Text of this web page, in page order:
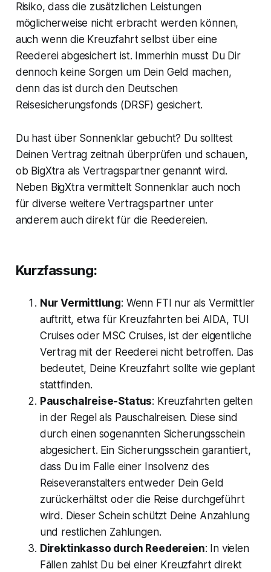
Risiko, dass die zusätzlichen Leistungen
möglicherweise nicht erbracht werden können,
auch wenn die Kreuzfahrt selbst über eine
Reederei abgesichert ist. Immerhin musst Du Dir
dennoch keine Sorgen um Dein Geld machen,
denn das ist durch den Deutschen
Reisesicherungsfonds (DRSF) gesichert.
Du hast über Sonnenklar gebucht? Du solltest
Deinen Vertrag zeitnah überprüfen und schauen,
ob BigXtra als Vertragspartner genannt wird.
Neben BigXtra vermittelt Sonnenklar auch noch
für diverse weitere Vertragspartner unter
anderem auch direkt für die Reedereien.
Kurzfassung:
Nur Vermittlung: Wenn FTI nur als Vermittler
auftritt, etwa für Kreuzfahrten bei AIDA, TUI
Cruises oder MSC Cruises, ist der eigentliche
Vertrag mit der Reederei nicht betroffen. Das
bedeutet, Deine Kreuzfahrt sollte wie geplant
stattfinden.
Pauschalreise-Status: Kreuzfahrten gelten
in der Regel als Pauschalreisen. Diese sind
durch einen sogenannten Sicherungsschein
abgesichert. Ein Sicherungsschein garantiert,
dass Du im Falle einer Insolvenz des
Reiseveranstalters entweder Dein Geld
zurückerhältst oder die Reise durchgeführt
wird. Dieser Schein schützt Deine Anzahlung
und restlichen Zahlungen.
Direktinkasso durch Reedereien: In vielen
Fällen zahlst Du bei einer Kreuzfahrt direkt